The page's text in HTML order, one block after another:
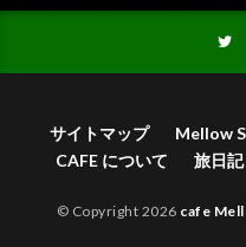
サイトマップ Mellow
CAFE について
旅日
© Copyright 2026 cafe